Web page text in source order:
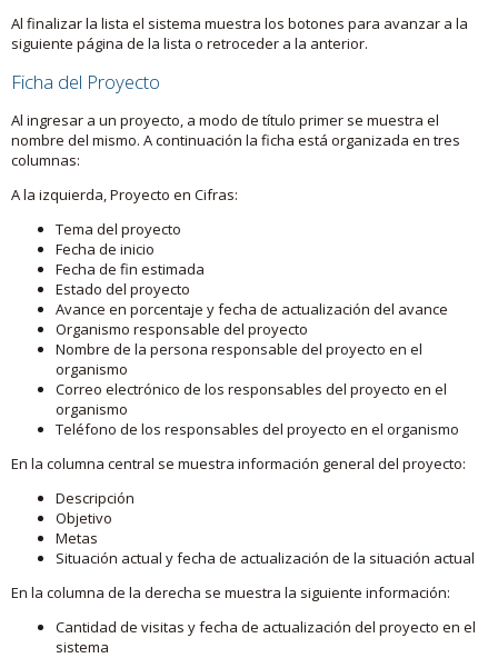
Al finalizar la lista el sistema muestra los botones para avanzar a la
siguiente página de la lista o retroceder a la anterior.
Ficha del Proyecto
Al ingresar a un proyecto, a modo de título primer se muestra el
nombre del mismo. A continuación la ficha está organizada en tres
columnas:
A la izquierda, Proyecto en Cifras:
Tema del proyecto
Fecha de inicio
Fecha de fin estimada
Estado del proyecto
Avance en porcentaje y fecha de actualización del avance
Organismo responsable del proyecto
Nombre de la persona responsable del proyecto en el
organismo
Correo electrónico de los responsables del proyecto en el
organismo
Teléfono de los responsables del proyecto en el organismo
En la columna central se muestra información general del proyecto:
Descripción
Objetivo
Metas
Situación actual y fecha de actualización de la situación actual
En la columna de la derecha se muestra la siguiente información:
Cantidad de visitas y fecha de actualización del proyecto en el
sistema